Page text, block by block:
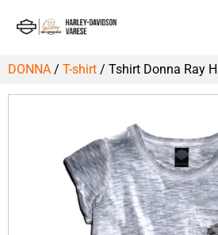
DONNA / T-shirt / Tshirt Donna Ray